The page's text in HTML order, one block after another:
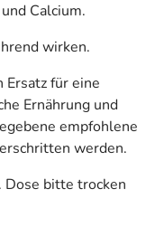
Calcium.
wirken.
für eine
Ernährung und
empfohlene
werden.
Dose bitte trocken